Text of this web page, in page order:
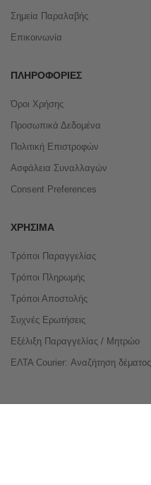
Σημεία Παραλαβής
Επικοινωνία
ΠΛΗΡΟΦΟΡΊΕΣ
Όροι Χρήσης
Προσωπικά Δεδομένα
Πολιτική Επιστροφών
Ασφάλεια Συναλλαγών
Consent Preferences
ΧΡΉΣΙΜΑ
Τρόποι Παραγγελίας
Τρόποι Πληρωμής
Τρόποι Αποστολής
Συχνές Ερωτήσεις
Εξέλιξη Παραγγελίας / Μητρώο
ΕΛΤΑ Courier: Αναζήτηση δέματος